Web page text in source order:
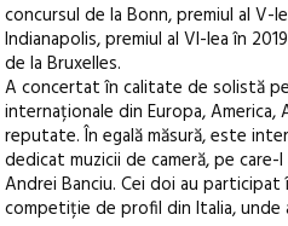
concursul de la Bonn, premiul al V-
Indianapolis, premiul al VI-lea în
de la Bruxelles.
A concertat în calitate de solistă
internaționale din Europa,
reputate. În egală măsură, este
dedicat muzicii de cameră, pe
Andrei Banciu. Cei doi au
competiție de profil din Italia, unde